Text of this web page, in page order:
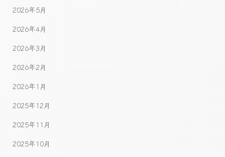
2026年5月
2026年4月
2026年3月
2026年2月
2026年1月
2025年12月
2025年11月
2025年10月